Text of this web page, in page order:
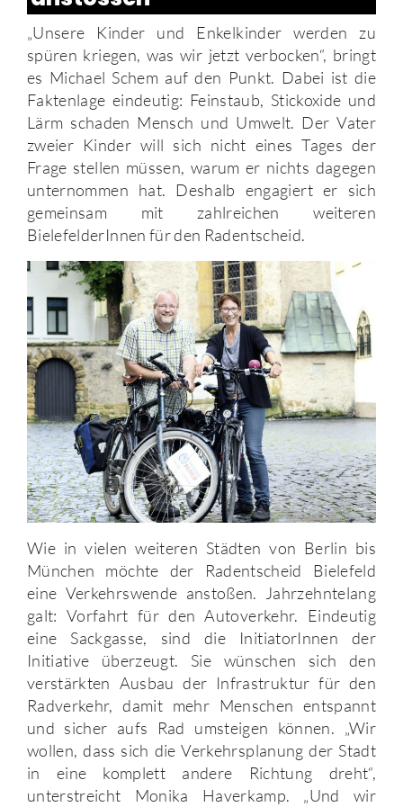
„Unsere Kinder und Enkelkinder werden zu
spüren kriegen, was wir jetzt verbocken“, bringt
es Michael Schem auf den Punkt. Dabei ist die
Faktenlage eindeutig: Feinstaub, Stickoxide und
Lärm schaden Mensch und Umwelt. Der Vater
zweier Kinder will sich nicht eines Tages der
Frage stellen müssen, warum er nichts dagegen
unternommen hat. Deshalb engagiert er sich
gemeinsam mit zahlreichen weiteren
BielefelderInnen für den Radentscheid.
Wie in vielen weiteren Städten von Berlin bis
München möchte der Radentscheid Bielefeld
eine Verkehrswende anstoßen. Jahrzehntelang
galt: Vorfahrt für den Autoverkehr. Eindeutig
eine Sackgasse, sind die InitiatorInnen der
Initiative überzeugt. Sie wünschen sich den
verstärkten Ausbau der Infrastruktur für den
Radverkehr, damit mehr Menschen entspannt
und sicher aufs Rad umsteigen können. „Wir
wollen, dass sich die Verkehrsplanung der Stadt
in eine komplett andere Richtung dreht“,
unterstreicht Monika Haverkamp. „Und wir